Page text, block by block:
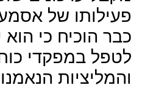
פעילותו של
כבר הוכיח כי הוא
לטפל במפקדי
והמליציות